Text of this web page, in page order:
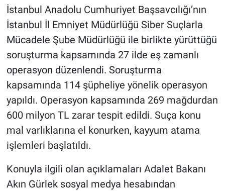
İstanbul Anadolu Cumhuriyet Başsavcılığı’nın
İstanbul İl Emniyet Müdürlüğü Siber Suçlarla
Mücadele Şube Müdürlüğü ile birlikte yürüttüğü
soruşturma kapsamında 27 ilde eş zamanlı
operasyon düzenlendi. Soruşturma
kapsamında 114 şüpheliye yönelik operasyon
yapıldı. Operasyon kapsamında 269 mağdurdan
600 milyon TL zarar tespit edildi. Suça konu
mal varlıklarına el konurken, kayyum atama
işlemleri başlatıldı.
Konuyla ilgili olan açıklamaları Adalet Bakanı
Akın Gürlek sosyal medya hesabından